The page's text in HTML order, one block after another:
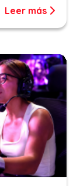
Leer más